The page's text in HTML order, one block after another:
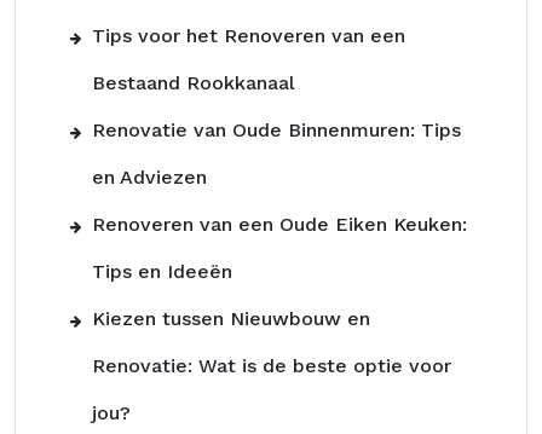
Tips voor het Renoveren van een
Bestaand Rookkanaal
Renovatie van Oude Binnenmuren: Tips
en Adviezen
Renoveren van een Oude Eiken Keuken:
Tips en Ideeën
Kiezen tussen Nieuwbouw en
Renovatie: Wat is de beste optie voor
jou?